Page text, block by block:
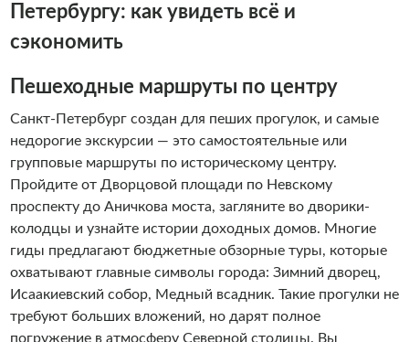
незабываемое развлечение, которое сильно отличается
недоступными ранее видами на достопримечательности
города с воды. Мы знаем, что речные прогулки - это
незабываемое удовольствие, поэтому водные прогулки с
командой «Алые паруса» обязан себе позволить каждый
гость Санкт- Петербурга. И, конечно, каждый житель
города должен периодически баловать себя ими. Добро
пожаловать на борт!
Петербургу: как увидеть всё и
сэкономить
Пешеходные маршруты по центру
Санкт-Петербург создан для пеших прогулок, и самые
недорогие экскурсии — это самостоятельные или
групповые маршруты по историческому центру.
Пройдите от Дворцовой площади по Невскому
проспекту до Аничкова моста, загляните во дворики-
колодцы и узнайте истории доходных домов. Многие
гиды предлагают бюджетные обзорные туры, которые
охватывают главные символы города: Зимний дворец,
Исаакиевский собор, Медный всадник. Такие прогулки не
требуют больших вложений, но дарят полное
погружение в атмосферу Северной столицы. Вы